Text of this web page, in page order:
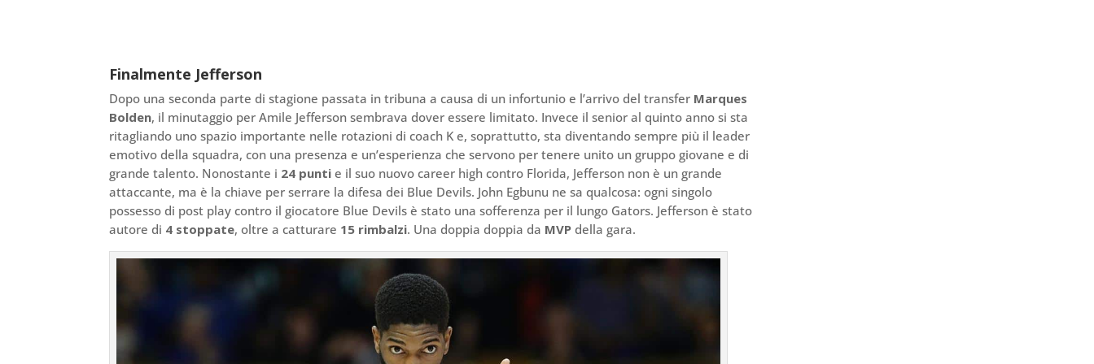
Finalmente Jefferson
Dopo una seconda parte di stagione passata in tribuna a causa di un infortunio e l’arrivo del transfer Marques
Bolden, il minutaggio per Amile Jefferson sembrava dover essere limitato. Invece il senior al quinto anno si sta
ritagliando uno spazio importante nelle rotazioni di coach K e, soprattutto, sta diventando sempre più il leader
emotivo della squadra, con una presenza e un’esperienza che servono per tenere unito un gruppo giovane e di
grande talento. Nonostante i 24 punti e il suo nuovo career high contro Florida, Jefferson non è un grande
attaccante, ma è la chiave per serrare la difesa dei Blue Devils. John Egbunu ne sa qualcosa: ogni singolo
possesso di post play contro il giocatore Blue Devils è stato una sofferenza per il lungo Gators. Jefferson è stato
autore di 4 stoppate, oltre a catturare 15 rimbalzi. Una doppia doppia da MVP della gara.